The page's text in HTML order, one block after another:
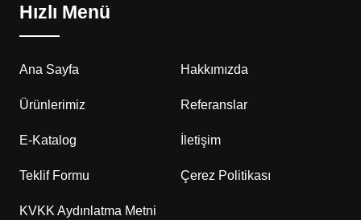
Hızlı Menü
Ana Sayfa Hakkımızda
Ürünlerimiz Referanslar
E-Katalog İletişim
Teklif Formu Çerez Politikası
KVKK Aydınlatma Metni